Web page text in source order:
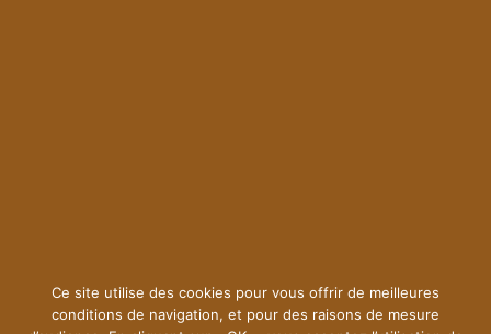
Ce site utilise des cookies pour vous offrir de meilleures
conditions de navigation, et pour des raisons de mesure